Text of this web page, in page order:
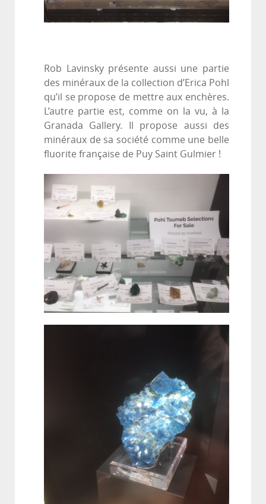
Rob Lavinsky présente aussi une partie
des minéraux de la collection d’Erica Pohl
qu’il se propose de mettre aux enchères.
L’autre partie est, comme on la vu, à la
Granada Gallery. Il propose aussi des
minéraux de sa société comme une belle
fluorite française de Puy Saint Gulmier !